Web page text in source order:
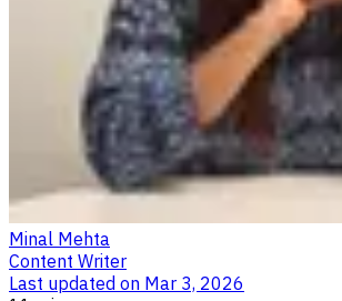
Minal Mehta
Content Writer
Last updated on Mar 3, 2026